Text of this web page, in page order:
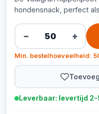
hondensnack, perfect
− +
Min. bestelhoeveelheid:
Leverbaar: levertijd